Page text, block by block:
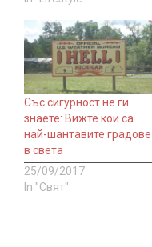
Със сигурност не ги
знаете: Вижте кои са
най-шантавите градове
в света
25/09/2017
In "Свят"